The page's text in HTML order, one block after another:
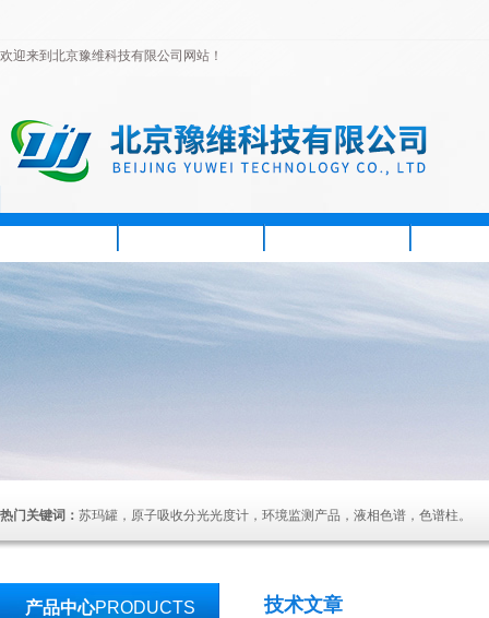
欢迎来到北京豫维科技有限公司网站！
热门关键词： 苏玛罐，原子吸收分光光度计，环境监测产品，液相色谱，色谱柱。
产品中心PRODUCTS 技术文章